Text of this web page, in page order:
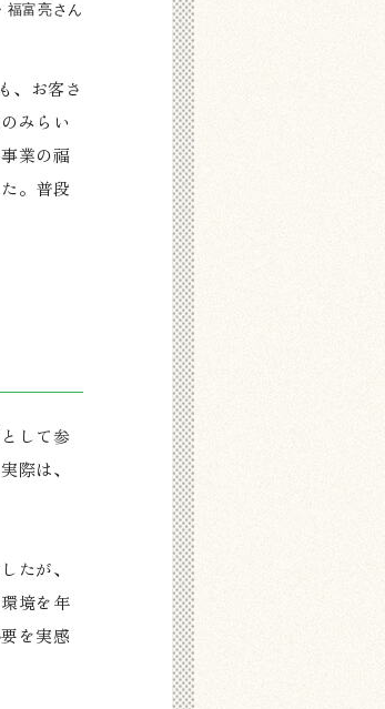
富亮さん
、お客さ
みらい
業の福
。普段
して参
際は、
たが、
境を年
を実感